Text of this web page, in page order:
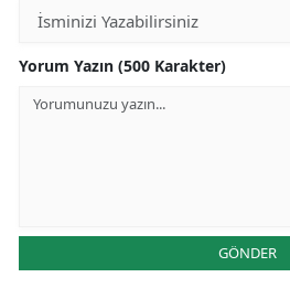
Yorum Yazın (500 Karakter)
GÖNDER